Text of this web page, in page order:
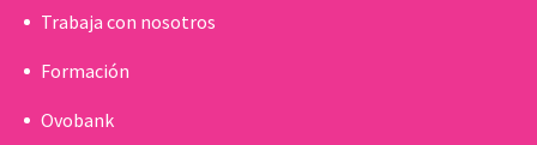
Trabaja con nosotros
Formación
Ovobank